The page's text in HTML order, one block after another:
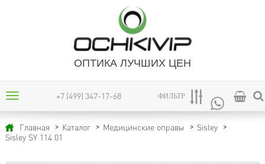
ОПТИКА ЛУЧШИХ ЦЕН
+7 (499) 347-17-68 ФИЛЬТР
Главная Каталог Медицинские оправы
Sisley
Sisley SY 114 01